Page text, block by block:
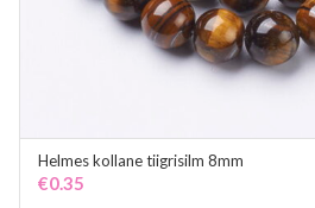
ADD TO CART
Helmes kollane tiigrisilm 8mm
€0.35